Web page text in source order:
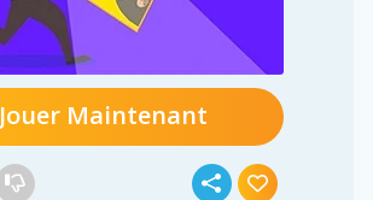
Jouer Maintenant